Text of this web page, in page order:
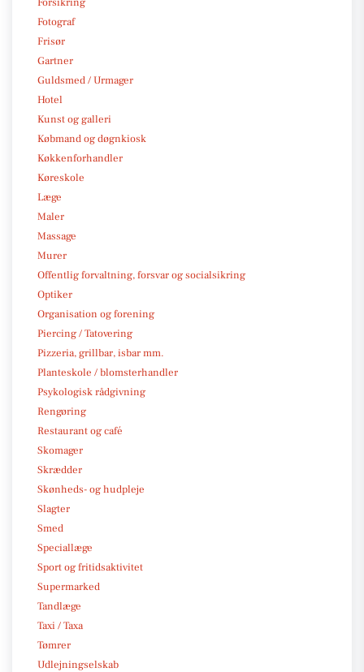
Fotograf
Frisør
Gartner
Guldsmed / Urmager
Hotel
Kunst og galleri
Købmand og døgnkiosk
Køkkenforhandler
Køreskole
Læge
Maler
Massage
Murer
Offentlig forvaltning, forsvar og socialsikring
Optiker
Organisation og forening
Piercing / Tatovering
Pizzeria, grillbar, isbar mm.
Planteskole / blomsterhandler
Psykologisk rådgivning
Rengøring
Restaurant og café
Skomager
Skrædder
Skønheds- og hudpleje
Slagter
Smed
Speciallæge
Sport og fritidsaktivitet
Supermarked
Tandlæge
Taxi / Taxa
Tømrer
Udlejningselskab